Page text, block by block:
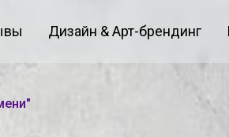
Дизайн & Арт-брендинг